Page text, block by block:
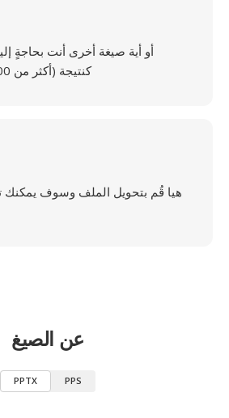
كنتيجة (أكثر من 200 صيغة مدعومة)
هيا قُم بتحويل الملف وسوف يمكنك
عن الصيغ
PPTX PPS